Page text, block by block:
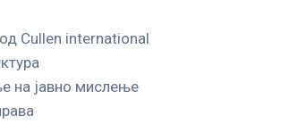
Cullen international
на јавно мислење